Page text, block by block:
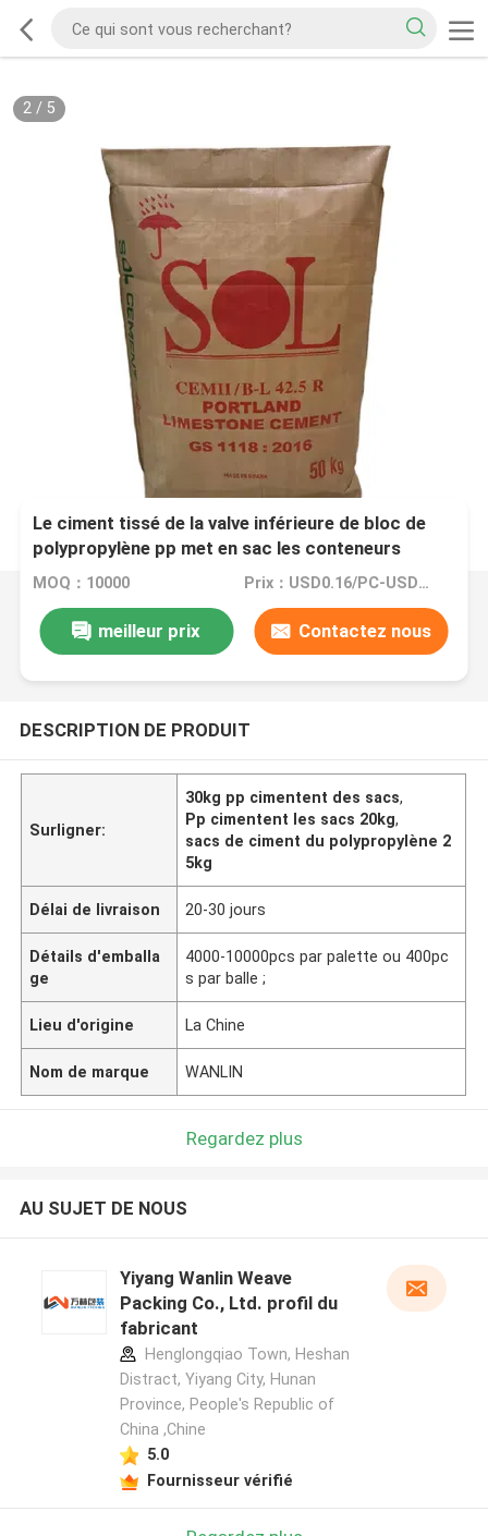
2/ 5
Le ciment tissé de la valve inférieure de bloc de
polypropylène pp met en sac les conteneurs
d'emballage de 20kg 25kg 30kg 40kg 50kg
MOQ：10000 Prix：USD0.16/PC-USD0.20/PC
meilleur prix Contactez nous
DESCRIPTION DE PRODUIT
Surligner:
30kg pp cimentent des sacs,
Pp cimentent les sacs 20kg,
sacs de ciment du polypropylène 2
5kg
Délai de livraison 20-30 jours
Détails d'emballa
ge
4000-10000pcs par palette ou 400pc
s par balle ;
Lieu d'origine La Chine
Nom de marque WANLIN
Regardez plus
AU SUJET DE NOUS
Yiyang Wanlin Weave
Packing Co., Ltd. profil du
fabricant
Henglongqiao Town, Heshan
Distract, Yiyang City, Hunan
Province, People's Republic of
China ,Chine
5.0
Fournisseur vérifié